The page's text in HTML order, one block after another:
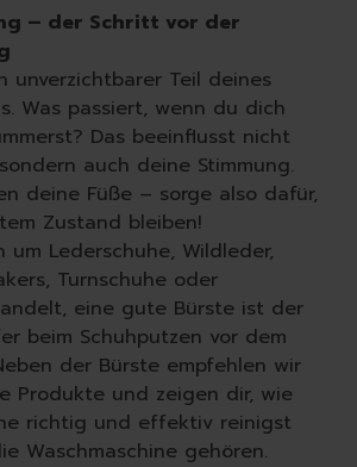
Waschzubehör
Geschirrspülmittel, -
Spülmittel
Spülbürsten |
Geschirrtücher
Spülzubehör
Autopflege
Innenraum | Cockpit
Außen | Lack
Felgen | Reifen |
Autodüfte
Auto Shampoo
Autopflege-Zubehör
Schuhpflege
Sneakerreinigung
– der Schritt vor der
unverzichtbarer Teil deines
Was passiert, wenn du dich
Das beeinflusst nicht
auch deine Stimmung.
deine Füße – sorge also dafür,
Zustand bleiben!
um Lederschuhe, Wildleder,
Turnschuhe oder
eine gute Bürste ist der
beim Schuhputzen vor dem
der Bürste empfehlen wir
Produkte und zeigen dir, wie
richtig und effektiv reinigst
Waschmaschine gehören.